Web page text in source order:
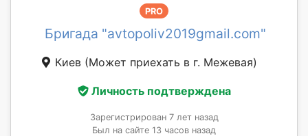
PRO
Бригада "avtopoliv2019gmail.com"
Киев (Может приехать в г. Межевая)
Личность подтверждена
Зарегистрирован 7 лет назад
Был на сайте 13 часов назад